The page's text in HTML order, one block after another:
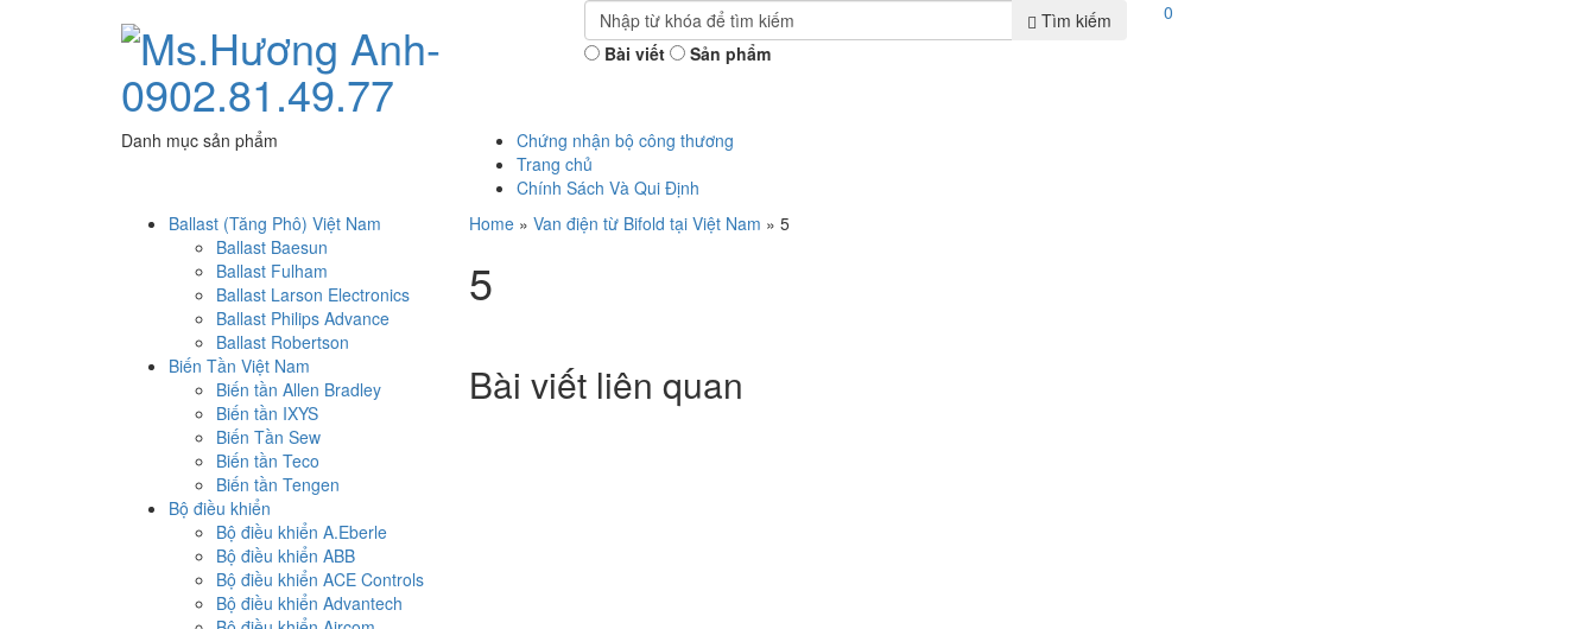
Tìm kiếm
Bài viết
Sản phẩm
0
Danh mục sản phẩm
Chứng nhận bộ công thương
Trang chủ
Chính Sách Và Qui Định
Home» Van điện từ Bifold tại Việt Nam » 5
5
Bài viết liên quan
Ballast (Tăng Phô) Việt Nam
Ballast Baesun
Ballast Fulham
Ballast Larson Electronics
Ballast Philips Advance
Ballast Robertson
Biến Tần Việt Nam
Biến tần Allen Bradley
Biến tần IXYS
Biến Tần Sew
Biến tần Teco
Biến tần Tengen
Bộ điều khiển
Bộ điều khiển A.Eberle
Bộ điều khiển ABB
Bộ điều khiển ACE Controls
Bộ điều khiển Advantech